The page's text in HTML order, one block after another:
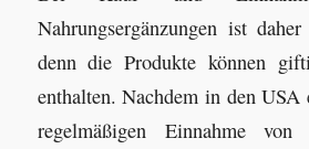
Nahrungsergänzungen ist
denn die Produkte können
enthalten. Nachdem in den USA
regelmäßigen Einnahme